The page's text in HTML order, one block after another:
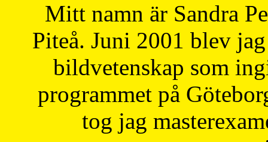
Mitt namn är Sandra
Piteå. Juni 2001 blev
bildvetenskap som
programmet på
tog jag